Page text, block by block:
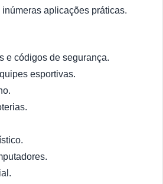
aplicações práticas.
e códigos de segurança.
esportivas.